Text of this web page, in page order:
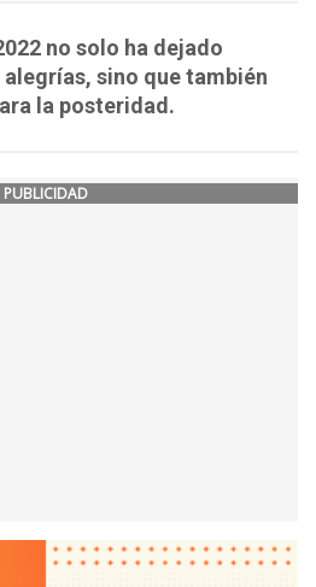
no solo ha dejado
sino que también
la posteridad.
PUBLICIDAD